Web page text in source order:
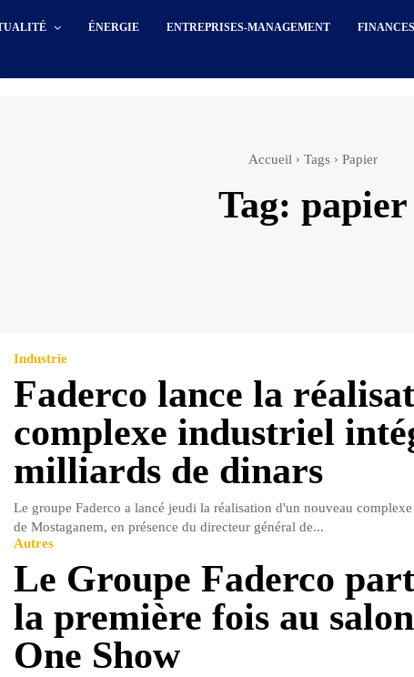
ÉNERGIE ENTREPRISES-MANAGEMENT FINANCES
Accueil Tags Papier
Tag: papier
Industrie
Faderco lance la
complexe industriel
milliards de dinars
Le groupe Faderco a lancé jeudi la réalisation d'un nouveau
de Mostaganem, en présence du directeur général de...
Autres
Le Groupe Faderco
la première fois au
One Show